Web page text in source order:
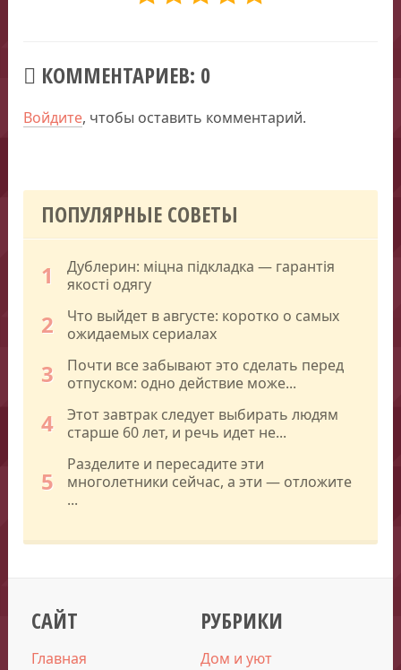
КОММЕНТАРИЕВ: 0
Войдите, чтобы оставить комментарий.
ПОПУЛЯРНЫЕ СОВЕТЫ
1
Дублерин: міцна підкладка — гарантія
якості одягу
2
Что выйдет в августе: коротко о самых
ожидаемых сериалах
3
Почти все забывают это сделать перед
отпуском: одно действие може...
4
Этот завтрак следует выбирать людям
старше 60 лет, и речь идет не...
5
Разделите и пересадите эти
многолетники сейчас, а эти — отложите
...
САЙТ
Главная
РУБРИКИ
Дом и уют